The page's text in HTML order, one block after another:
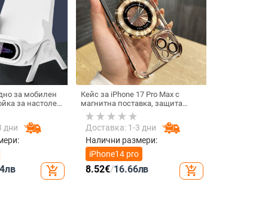
за мобилен
за настолен
или
QC3.0, 2 A,
дни
лв add_shopping_cart
Кейс за iPhone 17 Pro Max с
магнитна поставка, защита
срещу изпускане на четирите
ъгъла, акрилен корпус с
електроплатиран финиш
Доставка: 1-3 дни
Налични размери:
iPhone14 pro
8.52€/16.66лв add_shopping_cart